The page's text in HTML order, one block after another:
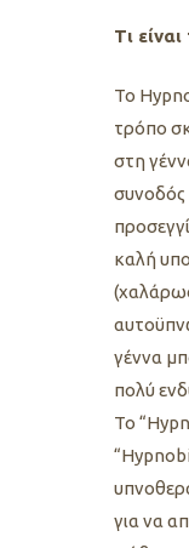
Τι
Το
τρόπο
στη
συνοδός
καλή
γέννα
πολύ
Το
για να